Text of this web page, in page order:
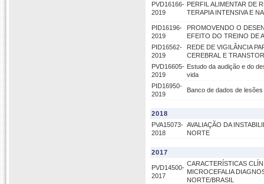
PVD16166-
2019
PERFIL ALIMENTAR DE
TERAPIA INTENSIVA E
PID16196-
2019
PROMOVENDO O
EFEITO DO TREINO DE
PID16562-
2019
REDE DE VIGILÂNCIA
CEREBRAL E
PVD16605-
2019
Estudo da audição e do
vida
PID16950-
2019
Banco de dados de
2018
PVA15073-
2018
AVALIAÇÃO DA
NORTE
2017
PVD14500-
2017
CARACTERÍSTICAS
MICROCEFALIA
NORTE/BRASIL